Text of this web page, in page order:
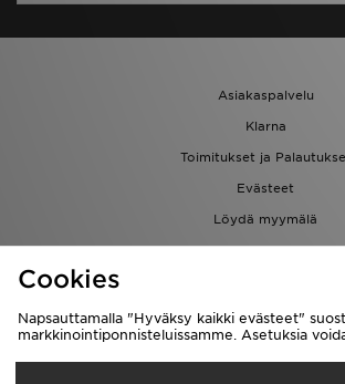
Asiakaspalvelu
Klarna
Toimitukset ja
Evästeet
Löydä myymälä
Kumppanuusohjelma
Cookies
Napsauttamalla "Hyväksy kaikki evästeet"
markkinointiponnisteluissamme. Asetuksia